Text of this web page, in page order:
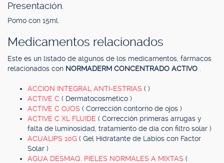
Presentación.
Pomo con 15ml.
Medicamentos relacionados
Este es un listado de algunos de los medicamentos, fármacos
relacionados con NORMADERM CONCENTRADO ACTIVO
ACCION INTEGRAL ANTI-ESTRIAS ( )
ACTIVE C ( Dermatocosmético )
ACTIVE C OJOS ( Corrección contorno de ojos )
ACTIVE C XL FLUIDE ( Corrección primeras arrugas y
falta de luminosidad, tratamiento de día con filtro solar )
ACUALIPS 10G ( Gel Hidratante de Labios con Factor
Solar )
AGUA DESMAQ. PIELES NORMALES A MIXTAS (